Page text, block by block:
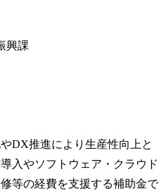
興課
DX推進により生産性向上と
入やソフトウェア・クラウド
等の経費を支援する補助金で